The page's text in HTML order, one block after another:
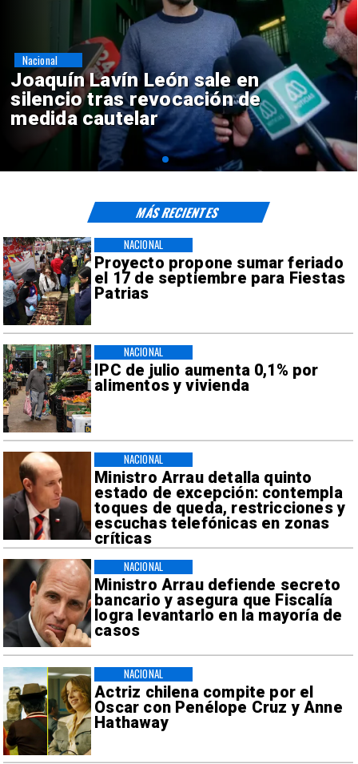
Chile y Venezuela formalizan
reinicio de relaciones
consulares
Nacional
Proyecto propone sumar feriado
el 17 de septiembre para Fiestas
Patrias
NACIONAL
IPC de julio aumenta 0,1% por
alimentos y vivienda
NACIONAL
Ministro Arrau detalla quinto
estado de excepción: contempla
toques de queda, restricciones y
escuchas telefónicas en zonas
críticas
NACIONAL
Ministro Arrau defiende secreto
bancario y asegura que Fiscalía
logra levantarlo en la mayoría de
casos
NACIONAL
Actriz chilena compite por el
Oscar con Penélope Cruz y Anne
Hathaway
NACIONAL
MÁS RECIENTES